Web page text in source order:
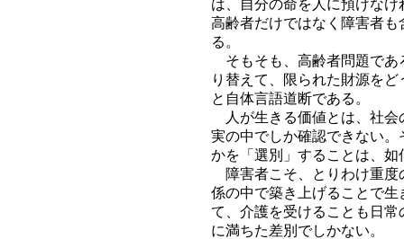
は、自分の命を人に預けな
高齢者だけではなく障害者
る。
そもそも、高齢者問題であ
り替えて、限られた財源を
と自体言語道断である。
人が生きる価値とは、社会
実の中でしか確認できない
かを「選別」することは、
障害者こそ、とりわけ重度
係の中で築き上げることで
て、介護を受けることも日
に満ちた差別でしかない。